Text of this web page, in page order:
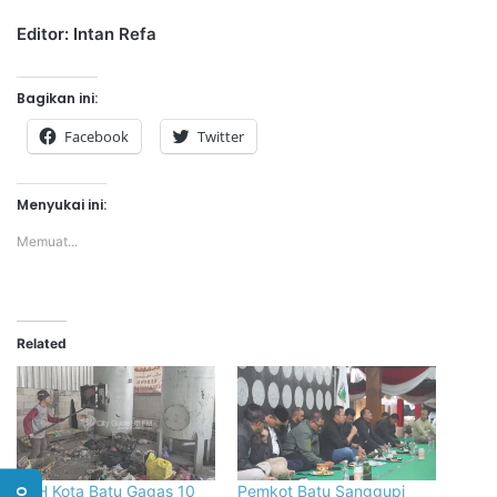
Editor: Intan Refa
Bagikan ini:
Facebook Twitter
Menyukai ini:
Memuat...
Related
DLH Kota Batu Gagas 10 Pemkot Batu Sanggupi